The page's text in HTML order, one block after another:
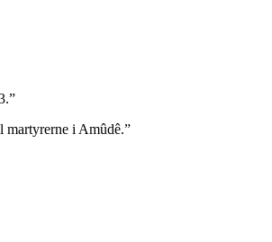
martyrerne i Amûdê.”